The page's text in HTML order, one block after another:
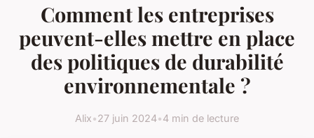
Comment les entreprises
peuvent-elles mettre en place
des politiques de durabilité
environnementale ?
Alix•27 juin 2024•4 min de lecture